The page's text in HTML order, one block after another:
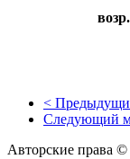
<
Следующий
Авторские права